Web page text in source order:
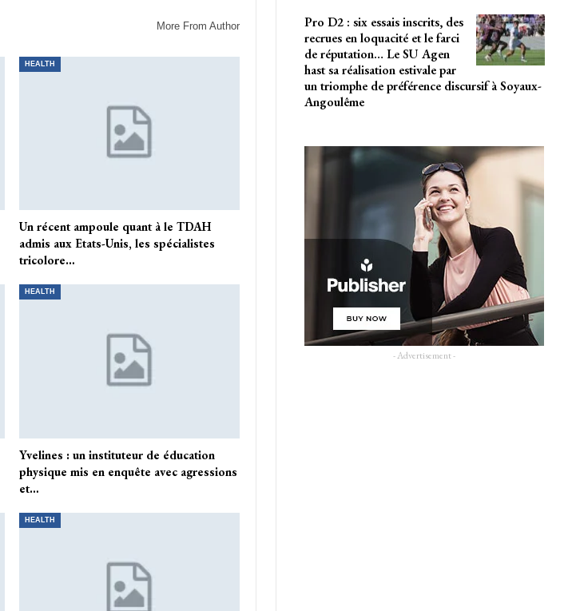
More From Author
HEALTH
Un récent ampoule quant à le TDAH
admis aux Etats-Unis, les spécialistes
tricolore…
HEALTH
Yvelines : un instituteur de éducation
physique mis en enquête avec agressions
et…
HEALTH
Pro D2 : six essais inscrits, des
recrues en loquacité et le farci
de réputation… Le SU Agen
hast sa réalisation estivale par
un triomphe de préférence discursif à Soyaux-
Angoulême
- Advertisement -